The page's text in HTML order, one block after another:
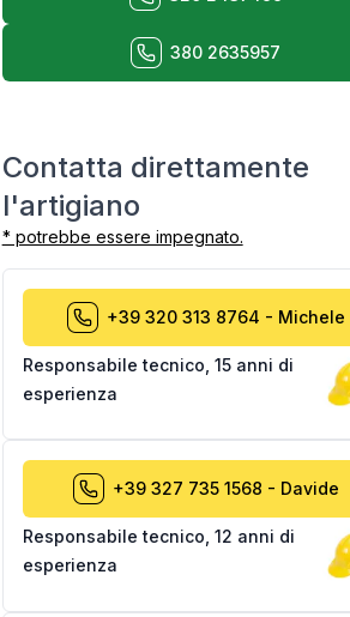
380 2635957
Contatta direttamente
l'artigiano
* potrebbe essere impegnato.
+39 320 313 8764 - Michele
Responsabile tecnico 15 anni di
esperienza
+39 327 735 1568 - Davide
Responsabile tecnico 12 anni di
esperienza